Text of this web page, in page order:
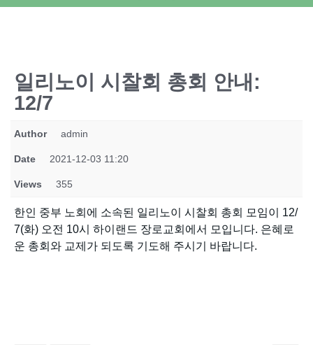
일리노이 시찰회 총회 안내:
12/7
Author admin
Date 2021-12-03 11:20
Views 355
한인 중부 노회에 소속된 일리노이 시찰회 총회 모임이 12/
7(화) 오전 10시 하이랜드 장로교회에서 모입니다. 은혜로
운 총회와 교제가 되도록 기도해 주시기 바랍니다.